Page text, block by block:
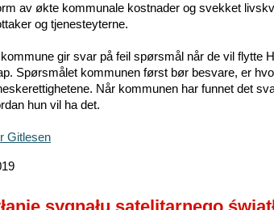
av økte kommunale kostnader og svekket
og tjenesteyterne.
gir svar på feil spørsmål når de vil flytte
Spørsmålet kommunen først bør besvare, er
Når kommunen har funnet det
hun vil ha det.
Gitlesen